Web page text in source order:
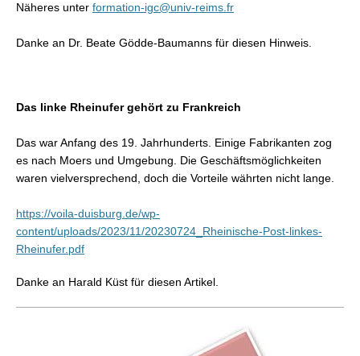
Näheres unter formation-igc@univ-reims.fr
Danke an Dr. Beate Gödde-Baumanns für diesen Hinweis.
Das linke Rheinufer gehört zu Frankreich
Das war Anfang des 19. Jahrhunderts. Einige Fabrikanten zog
es nach Moers und Umgebung. Die Geschäftsmöglichkeiten
waren vielversprechend, doch die Vorteile währten nicht lange.
https://voila-duisburg.de/wp-
content/uploads/2023/11/20230724_Rheinische-Post-linkes-
Rheinufer.pdf
Danke an Harald Küst für diesen Artikel.